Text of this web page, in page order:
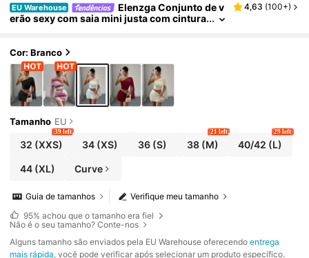
EU Warehouse
Elenzga Conjunto de v
erão sexy com saia mini justa com cintura
4,63 (100+)
Cor: Branco
Tamanho EU
32 (XXS)
39 left
34 (XS) 36(S) 38(M)
21 left
40/42 (L)
29 left
44(XL) Curve
Verifique meu tamanho
Guia de tamanhos
95% achou que o tamanho era fiel
Não é o seu tamanho? Conte-nos
Alguns tamanho são enviados pela EU Warehouse oferecendoentrega
mais rápida , você pode verificar após selecionar um produto específico.